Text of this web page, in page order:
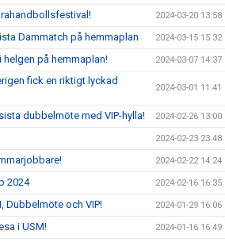
2024-03-20 13:58
Dammatch på hemmaplan 2024-03-15 15:32
helgen på hemmaplan! 2024-03-07 14:37
fick en riktigt lyckad
2024-03-01 11:41
dubbelmöte med VIP-hylla! 2024-02-26 13:00
2024-02-23 23:48
2024-02-22 14:24
2024 2024-02-16 16:35
Dubbelmöte och VIP! 2024-01-29 16:06
i USM! 2024-01-16 16:49